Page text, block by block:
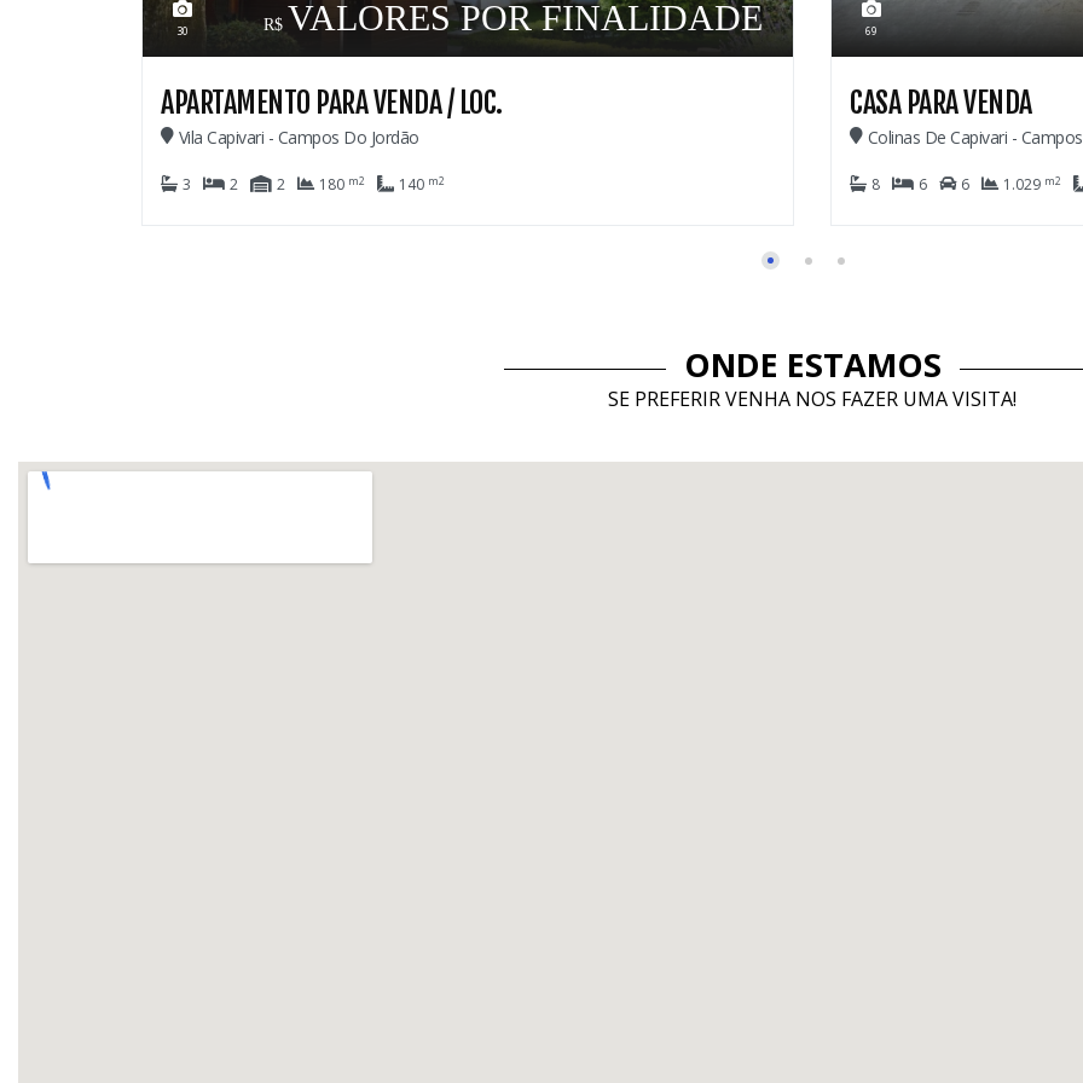
2.600.000,00
CASA PARA VENDA
Colinas De Capivari - Campos Do Jordão
8 6 6 1.029 m2 420
CASA EM
Imbiry - Campos Do
3 4 2 911 m2
ONDE ESTAMOS
SE PREFERIR VENHA NOS FAZER UMA VISITA!